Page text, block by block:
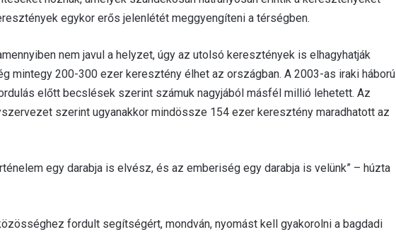
egykor erős jelenlétét meggyengíteni a térségben.
nem javul a helyzet, úgy az utolsó keresztények is elhagyhatják
mintegy 200-300 ezer keresztény élhet az országban. A 2003-as iraki háború
előtt becslések szerint számuk nagyjából másfél millió lehetett. Az
szerint ugyanakkor mindössze 154 ezer keresztény maradhatott az
egy darabja is elvész, és az emberiség egy darabja is velünk” – húzta
fordult segítségért, mondván, nyomást kell gyakorolni a bagdadi